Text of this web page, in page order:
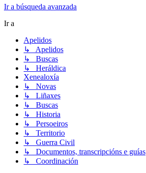
Ir a búsqueda avanzada
Ir a
Apelidos
↳ Apelidos
↳ Buscas
↳ Heráldica
Xenealoxía
↳ Novas
↳ Liñaxes
↳ Buscas
↳ Historia
↳ Persoeiros
↳ Territorio
↳ Guerra Civil
↳ Documentos, transcripcións e guías
↳ Coordinación